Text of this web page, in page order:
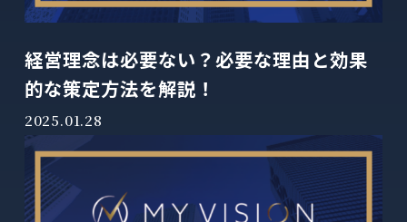
経営理念は必要ない？必要な理由と効果
的な策定方法を解説！
2025.01.28